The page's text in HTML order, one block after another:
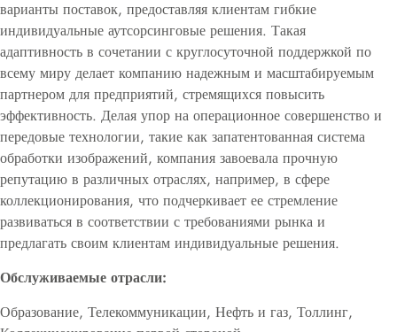
варианты поставок, предоставляя клиентам гибкие
индивидуальные аутсорсинговые решения. Такая
адаптивность в сочетании с круглосуточной поддержкой по
всему миру делает компанию надежным и масштабируемым
партнером для предприятий, стремящихся повысить
эффективность. Делая упор на операционное совершенство и
передовые технологии, такие как запатентованная система
обработки изображений, компания завоевала прочную
репутацию в различных отраслях, например, в сфере
коллекционирования, что подчеркивает ее стремление
развиваться в соответствии с требованиями рынка и
предлагать своим клиентам индивидуальные решения.
Обслуживаемые отрасли:
Образование, Телекоммуникации, Нефть и газ, Толлинг,